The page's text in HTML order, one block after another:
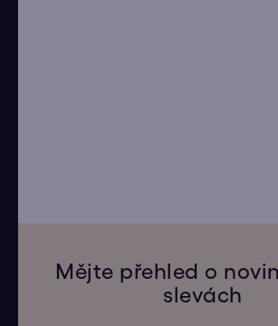
Mějte přehled o
slevách